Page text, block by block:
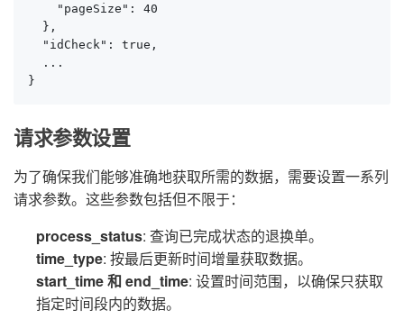
    "pageSize": 40
  },
  "idCheck": true,
  ...
}
请求参数设置
为了确保我们能够准确地获取所需的数据，需要设置一系列
请求参数。这些参数包括但不限于：
process_status: 查询已完成状态的退换单。
time_type: 按最后更新时间增量获取数据。
start_time 和 end_time: 设置时间范围，以确保只获取
指定时间段内的数据。